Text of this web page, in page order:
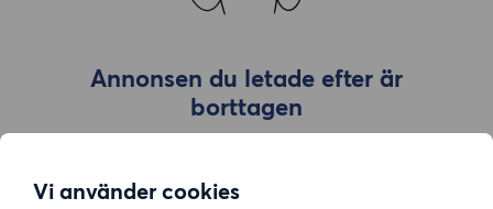
Vi använder cookies
Annonsen du letade efter är
borttagen
Gå till sök